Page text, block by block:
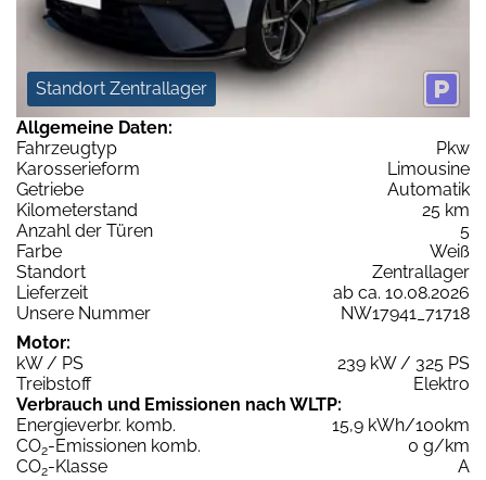
Standort Zentrallager
Allgemeine Daten:
Fahrzeugtyp
Pkw
Karosserieform
Limousine
Getriebe
Automatik
Kilometerstand
25 km
Anzahl der Türen
5
Farbe
Weiß
Standort
Zentrallager
Lieferzeit
ab ca. 10.08.2026
Unsere Nummer
NW17941_71718
Motor:
kW / PS
239 kW / 325 PS
Treibstoff
Elektro
Verbrauch und Emissionen nach WLTP:
Energieverbr. komb.
15,9 kWh/100km
CO2-Emissionen komb.
0 g/km
CO2-Klasse
A